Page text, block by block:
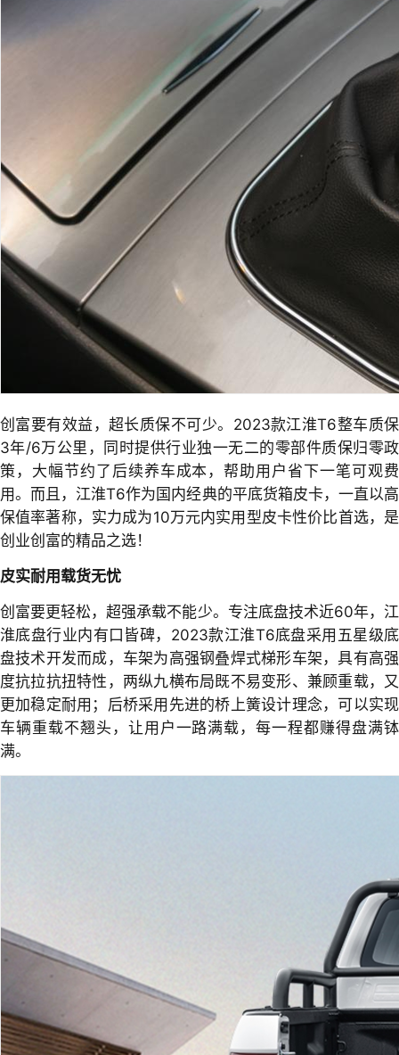
创富要有效益，超长质保不可少。2023款江淮T6整车质保
3年/6万公里，同时提供行业独一无二的零部件质保归零政
策，大幅节约了后续养车成本，帮助用户省下一笔可观费
用。而且，江淮T6作为国内经典的平底货箱皮卡，一直以高
保值率著称，实力成为10万元内实用型皮卡性价比首选，是
创业创富的精品之选！
皮实耐用载货无忧
创富要更轻松，超强承载不能少。专注底盘技术近60年，江
淮底盘行业内有口皆碑，2023款江淮T6底盘采用五星级底
盘技术开发而成，车架为高强钢叠焊式梯形车架，具有高强
度抗拉抗扭特性，两纵九横布局既不易变形、兼顾重载，又
更加稳定耐用；后桥采用先进的桥上簧设计理念，可以实现
车辆重载不翘头，让用户一路满载，每一程都赚得盘满钵
满。